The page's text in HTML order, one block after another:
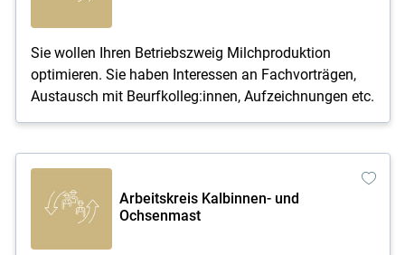
Sie wollen Ihren Betriebszweig Milch­produktion
optimieren. Sie haben Interessen an Fachvorträgen,
Austausch mit Beurfkolleg:innen, Aufzeichnungen etc.
Arbeitskreis Kalbinnen- und
Ochsenmast